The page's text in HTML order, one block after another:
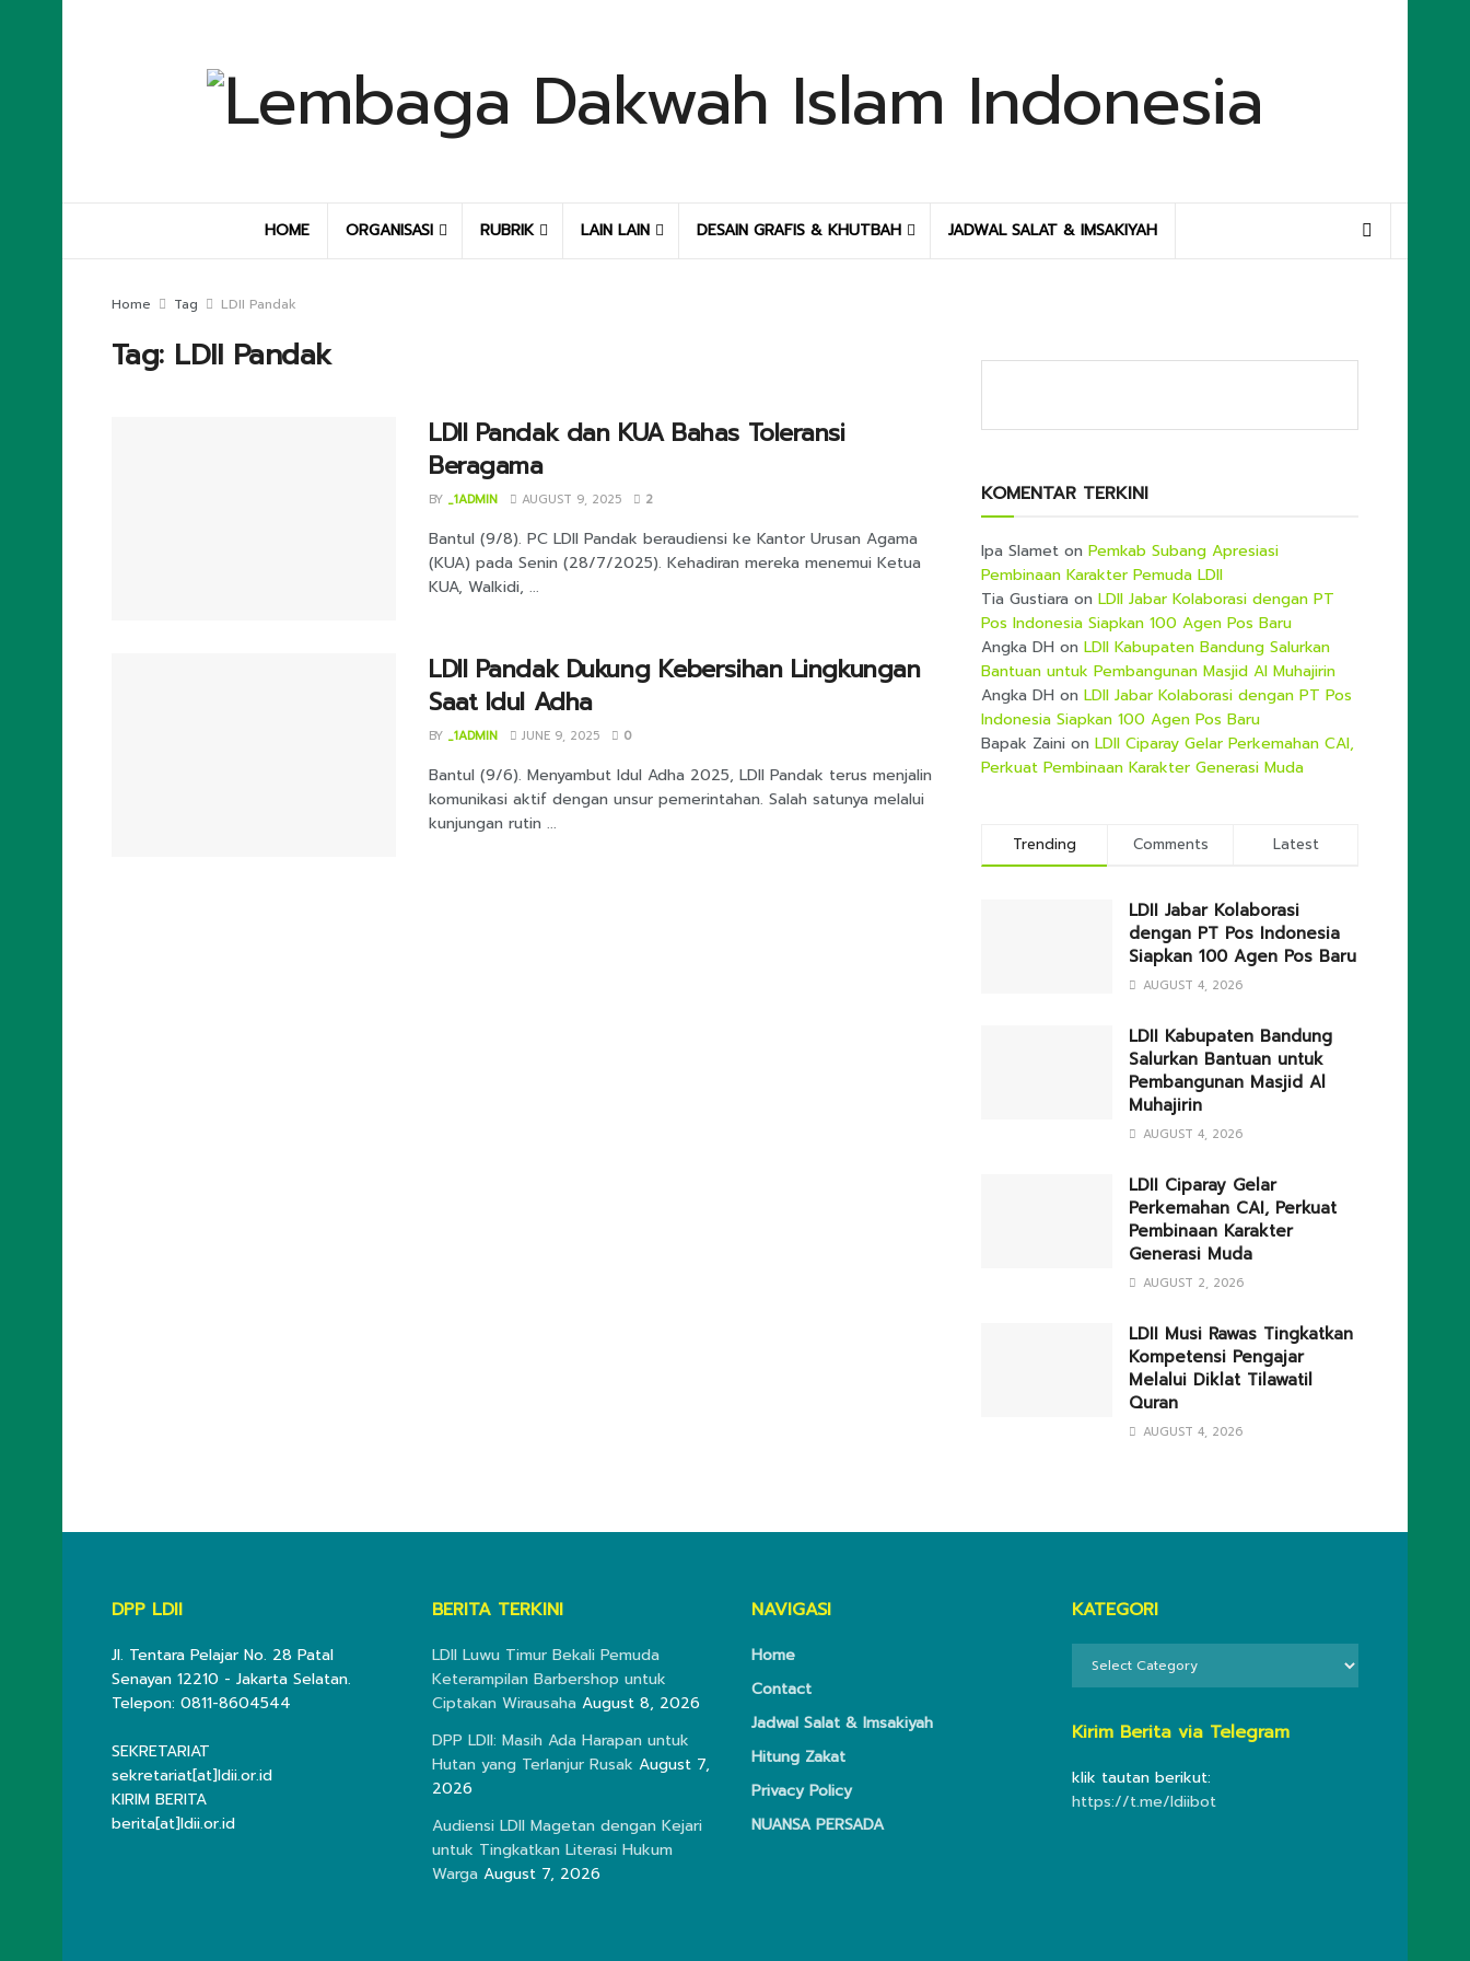
HOME ORGANISASI RUBRIK LAIN LAIN DESAIN GRAFIS & KHUTBAH JADWAL SALAT & IMSAKIYAH
Home Tag LDII Pandak
Tag: LDII Pandak
LDII Pandak dan KUA Bahas Toleransi
Beragama
BY _1ADMIN AUGUST 9, 2025 2
Bantul (9/8). PC LDII Pandak beraudiensi ke Kantor Urusan Agama
(KUA) pada Senin (28/7/2025). Kehadiran mereka menemui Ketua
KUA, Walkidi, ...
LDII Pandak Dukung Kebersihan Lingkungan
Saat Idul Adha
BY _1ADMIN JUNE 9, 2025 0
Bantul (9/6). Menyambut Idul Adha 2025, LDII Pandak terus menjalin
komunikasi aktif dengan unsur pemerintahan. Salah satunya melalui
kunjungan rutin ...
KOMENTAR TERKINI
Ipa Slamet on Pemkab Subang Apresiasi
Pembinaan Karakter Pemuda LDII
Tia Gustiara on LDII Jabar Kolaborasi dengan PT
Pos Indonesia Siapkan 100 Agen Pos Baru
Angka DH on LDII Kabupaten Bandung Salurkan
Bantuan untuk Pembangunan Masjid Al Muhajirin
Angka DH on LDII Jabar Kolaborasi dengan PT Pos
Indonesia Siapkan 100 Agen Pos Baru
Bapak Zaini on LDII Ciparay Gelar Perkemahan CAI,
Perkuat Pembinaan Karakter Generasi Muda
Trending Comments Latest
LDII Jabar Kolaborasi
dengan PT Pos Indonesia
Siapkan 100 Agen Pos Baru
AUGUST 4, 2026
LDII Kabupaten Bandung
Salurkan Bantuan untuk
Pembangunan Masjid Al
Muhajirin
AUGUST 4, 2026
LDII Ciparay Gelar
Perkemahan CAI, Perkuat
Pembinaan Karakter
Generasi Muda
AUGUST 2, 2026
LDII Musi Rawas Tingkatkan
Kompetensi Pengajar
Melalui Diklat Tilawatil
Quran
AUGUST 4, 2026
DPP LDII
Jl. Tentara Pelajar No. 28 Patal
Senayan 12210 - Jakarta Selatan.
Telepon: 0811-8604544
SEKRETARIAT
sekretariat[at]ldii.or.id
KIRIM BERITA
berita[at]ldii.or.id
BERITA TERKINI
LDII Luwu Timur Bekali Pemuda
Keterampilan Barbershop untuk
Ciptakan Wirausaha August 8, 2026
DPP LDII: Masih Ada Harapan untuk
Hutan yang Terlanjur Rusak August 7,
2026
Audiensi LDII Magetan dengan Kejari
untuk Tingkatkan Literasi Hukum
Warga August 7, 2026
NAVIGASI
Home
Contact
Jadwal Salat & Imsakiyah
Hitung Zakat
Privacy Policy
NUANSA PERSADA
KATEGORI
Kirim Berita via Telegram
klik tautan berikut:
https://t.me/ldiibot